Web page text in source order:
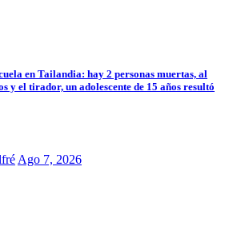
en Tailandia: hay 2 personas muertas, al
y el tirador, un adolescente de 15 años resultó
Ago 7, 2026